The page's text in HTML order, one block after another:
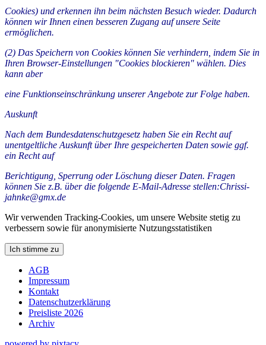
Cookies) und erkennen ihn beim nächsten Besuch wieder. Dadurch
können wir Ihnen einen besseren Zugang auf unsere Seite
ermöglichen.
(2) Das Speichern von Cookies können Sie verhindern, indem Sie in
Ihren Browser-Einstellungen "Cookies blockieren" wählen. Dies
kann aber
eine Funktionseinschränkung unserer Angebote zur Folge haben.
Auskunft
Nach dem Bundesdatenschutzgesetz haben Sie ein Recht auf
unentgeltliche Auskunft über Ihre gespeicherten Daten sowie ggf.
ein Recht auf
Berichtigung, Sperrung oder Löschung dieser Daten. Fragen
können Sie z.B. über die folgende E-Mail-Adresse stellen:Chrissi-
jahnke@gmx.de
Wir verwenden Tracking-Cookies, um unsere Website stetig zu
verbessern sowie für anonymisierte Nutzungsstatistiken
Ich stimme zu
AGB
Impressum
Kontakt
Datenschutzerklärung
Preisliste 2026
Archiv